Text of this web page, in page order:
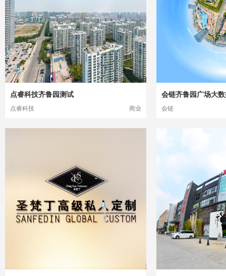
点睿科技齐鲁园测试
点睿科技 商业
会链齐鲁园广场大
会链